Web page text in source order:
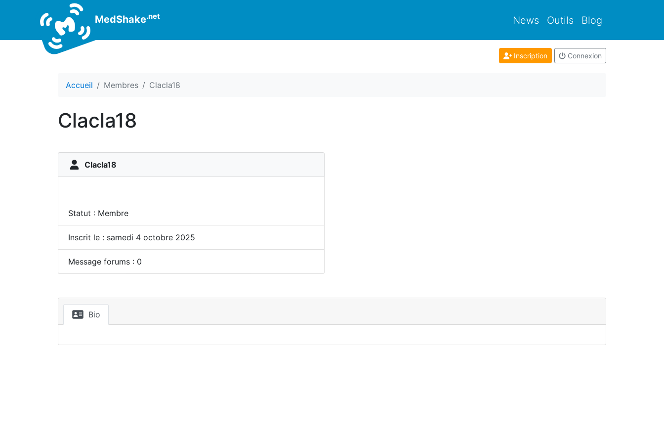
MedShake.net News Outils Blog
Inscription Connexion
Accueil Membres Clacla18
Clacla18
Clacla18
Statut : Membre
Inscrit le : samedi 4 octobre 2025
Message forums : 0
Bio